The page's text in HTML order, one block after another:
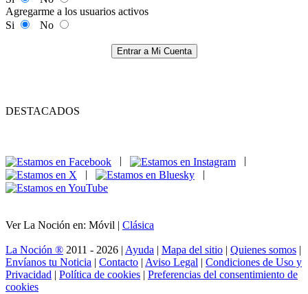
Agregarme a los usuarios activos
Si
No
Entrar a Mi Cuenta
DESTACADOS
|
|
Ver La Noción en: Móvil | Clásica
La Noción ® 2011 - 2026 | Ayuda | Mapa del sitio | Quienes somos |
Envíanos tu Noticia | Contacto | Aviso Legal | Condiciones de Uso y
Privacidad | Política de cookies | Preferencias del consentimiento de
cookies